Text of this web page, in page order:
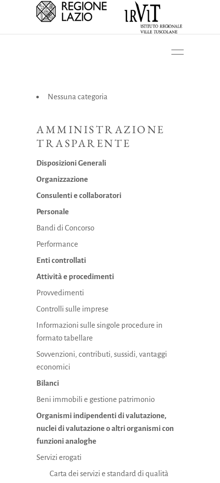
Nessuna categoria
AMMINISTRAZIONE
TRASPARENTE
Disposizioni Generali
Organizzazione
Consulenti e collaboratori
Personale
Bandi di Concorso
Performance
Enti controllati
Attività e procedimenti
Provvedimenti
Controlli sulle imprese
Informazioni sulle singole procedure in
formato tabellare
Sovvenzioni, contributi, sussidi, vantaggi
economici
Bilanci
Beni immobili e gestione patrimonio
Organismi indipendenti di valutazione,
nuclei di valutazione o altri organismi con
funzioni analoghe
Servizi erogati
Carta dei servizi e standard di qualità